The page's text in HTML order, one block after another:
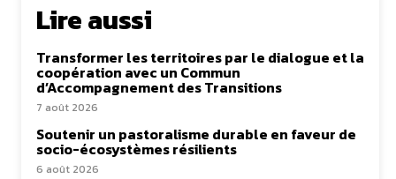
Lire aussi
Transformer les territoires par le dialogue et la
coopération avec un Commun
d’Accompagnement des Transitions
7 août 2026
Soutenir un pastoralisme durable en faveur de
socio-écosystèmes résilients
6 août 2026